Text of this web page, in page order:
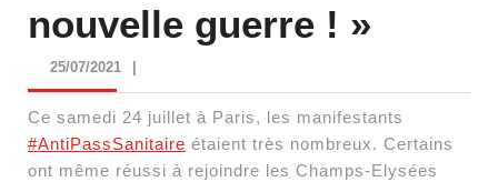
nouvelle guerre ! »
25/07/202125/07/2021
Ce samedi 24 juillet à Paris, les manifestants
#AntiPassSanitaire étaient très nombreux. Certains
ont même réussi à rejoindre les Champs-Elysées